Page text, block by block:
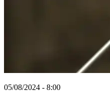
05/08/2024 - 8:00